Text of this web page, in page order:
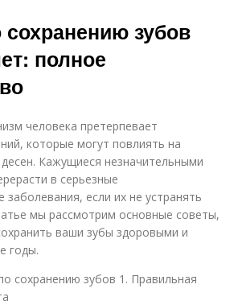
зубов
полное
человека претерпевает
которые могут повлиять на
Кажущиеся незначительными
в серьезные
заболевания, если их не устранять
мы рассмотрим основные советы,
ваши зубы здоровыми и
годы.
сохранению зубов 1. Правильная